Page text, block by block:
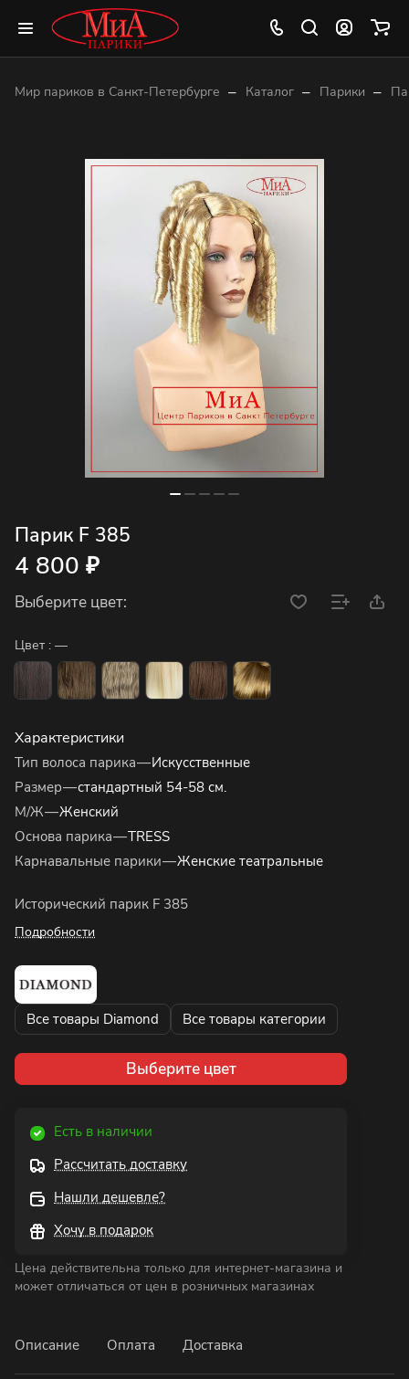
Мир париков в Санкт-Петербурге – Каталог – Парики –
Парик F 385
4 800 ₽
Выберите цвет:
Цвет : —
Характеристики
Тип волоса парика—Искусственные
Размер—стандартный 54-58 см.
М/Ж—Женский
Основа парика—TRESS
Карнавальные парики—Женские театральные
Исторический парик F 385
Подробности
Все товары Diamond Все товары категории
Выберите цвет
Есть в наличии
Рассчитать доставку
Нашли дешевле?
Хочу в подарок
Цена действительна только для интернет-магазина и
может отличаться от цен в розничных магазинах
Описание Оплата Доставка